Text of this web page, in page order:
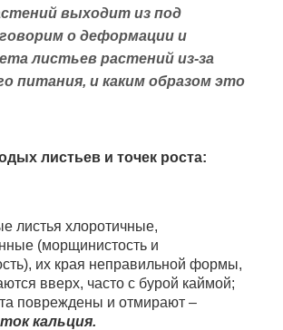
выходит из под
о деформации и
листьев растений из-за
питания, и каким образом это
листьев и точек роста:
листья хлоротичные,
(морщинистость и
их края неправильной формы,
вверх, часто с бурой каймой;
повреждены и отмирают –
кальция.